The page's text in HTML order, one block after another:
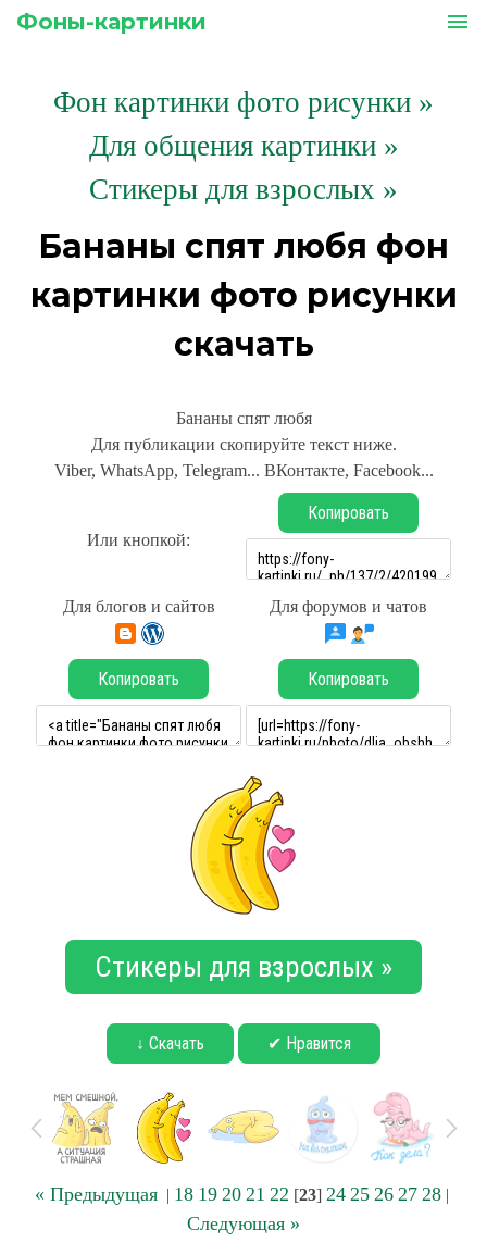
Фоны-картинки menu
Фон картинки фото рисунки »
Для общения картинки »
Стикеры для взрослых »
Бананы спят любя фон
картинки фото рисунки
скачать
Бананы спят любя
Для публикации скопируйте текст ниже.
Viber, WhatsApp, Telegram... ВКонтакте, Facebook...
Или кнопкой:
Копировать
Для блогов и сайтов Для форумов и чатов
Копировать Копировать
Стикеры для взрослых »
↓ Скачать ✔ Нравится
« Предыдущая| 18 19 20 21 22 [23] 24 25 26 27 28|
Следующая »